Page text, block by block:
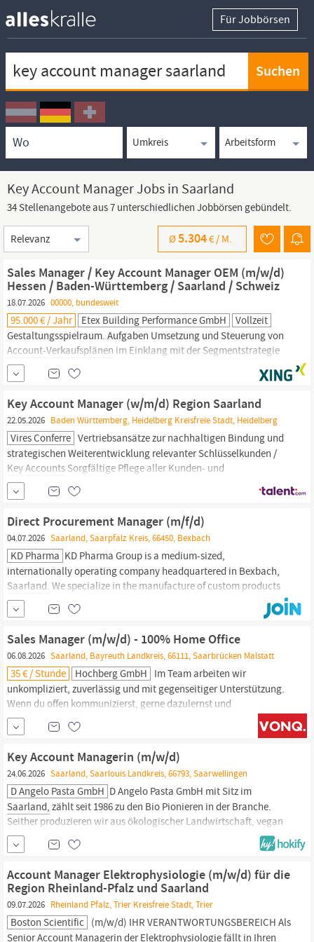
Für Jobbörsen
Ortssuche
Umkreissuche
Arbeitsform
Key Account Manager Jobs in Saarland
34 Stellenangebote aus 7 unterschiedlichen Jobbörsen gebündelt.
Sortierung
Ø5.304€ / M.
Sales Manager / Key Account Manager OEM (m/w/d)
Hessen / Baden-Württemberg / Saarland / Schweiz
18.07.2026 00000, bundesweit
95.000 € / Jahr Etex Building Performance GmbH
Vollzeit
Gestaltungsspielraum. Aufgaben Umsetzung und Steuerung von
Account-Verkaufsplänen im Einklang mit der Segmentstrategie
für das zugewiesene Land/Gebiet (Deutschland). Aktive
Neukundengewinnung (Hunter-Mentalität) sowie
Weiterentwicklung bestehender
Key
Zielerreichung bei Umsatz, Marge und Wachstum. Nachhaltige
Geschäftsentwicklung durch Neukundengewinnung und Ausbau
bestehenderKey
Key Account Manager (w/m/d) Region Saarland
22.05.2026 Baden Württemberg, Heidelberg Kreisfreie Stadt, Heidelberg
Vires Conferre Vertriebsansätze zur nachhaltigen Bindung und
strategischen Weiterentwicklung relevanter Schlüsselkunden /
KeyAccounts Sorgfältige Pflege aller Kunden- und
Marktinformationen im CRM Verantwortliche Bearbeitung von
Angeboten und Ausschreibungen sowie Dokumentation und
Verwaltung der Vertragsunterlagen Enge Zusammenarbeit mit
Direct Procurement Manager (m/f/d)
04.07.2026 Saarland, Saarpfalz Kreis, 66450, Bexbach
KD Pharma KD Pharma Group is a medium-sized,
internationally operating company headquartered in Bexbach,
Saarland. We specialize in the manufacture of custom products
that meet the diverse needs of the global market. KD Pharma
Group is one of the few companies worldwide offering Omega-3
concentrates with a purity of up to 99.5%.
Sales Manager (m/w/d) - 100% Home Office
06.08.2026 Saarland, Bayreuth Landkreis, 66111, Saarbrücken Malstatt
35 € / Stunde Hochberg GmbH Im Team arbeiten wir
unkompliziert, zuverlässig und mit gegenseitiger Unterstützung.
Wenn du offen kommunizierst, gerne dazulernst und
Verantwortung übernimmst, bist du bei uns genau richtig. Was
dich erwartet: Karrierechancen: Hervorragende
Aufstiegsmöglichkeiten im digitalen Vertrieb und
Management Attraktive Vergütung:
Key Account Managerin (m/w/d)
24.06.2026 Saarland, Saarlouis Landkreis, 66793, Saarwellingen
D Angelo Pasta GmbH D Angelo Pasta GmbH mit Sitz im
Saarland, zählt seit 1986 zu den Bio Pionieren in der Branche.
Seither produzieren wir aus ökologischer Landwirtschaft, vegan
als auch vegetarisch gefüllte Bio-Teigwaren. Den Schutz unserer
Umwelt, den Anspruch an höchste Qualität und der kulinarische
Account Manager Elektrophysiologie (m/w/d) für die
Region Rheinland-Pfalz und Saarland
09.07.2026 Rheinland Pfalz, Trier Kreisfreie Stadt, Trier
Boston Scientific (m/w/d) IHR VERANTWORTUNGSBEREICH Als
SeniorAccount Managerin der Elektrophysiologie fällt in Ihren